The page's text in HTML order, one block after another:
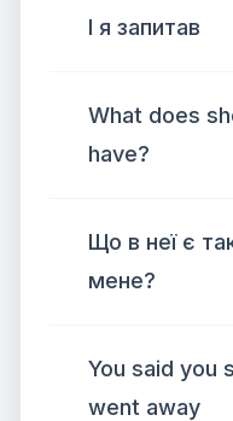
І я запитав
What does
have?
Що в неї є
мене?
You said you
went away